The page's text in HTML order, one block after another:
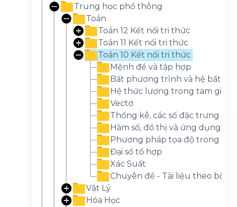
Trung học phổ thông
Toán
Toán 12 Kết nối tri thức
Toán 11 Kết nối tri thức
Toán 10 Kết nối tri thức
Mệnh đề và tập hợp
Bất phương trình và hệ bất
Hệ thức lượng trong tam giác
Vectơ
Thống kê, các số đặc trưng
Hàm số, đồ thị và ứng dụng
Phương pháp tọa độ trong MP
Đại số tổ hợp
Xác Suất
Chuyên đề - Tài liệu theo bộ
Vật Lý
Hóa Học